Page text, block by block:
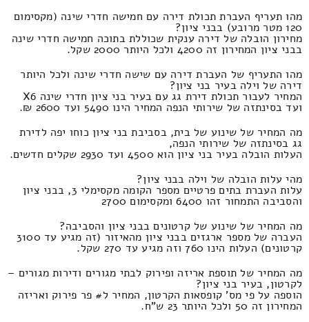
מהו תעריף העברת תכולת דירה עם חמישה חדרי שינה (מקסימום
120 מטר מרובע) בבני ציון?
מחירון הובלה של דירה ענקית שכוללת בתוכה חמישה חדרי שינה
בבני ציון המחירון זה 4200 ולכל היותר 2000 שקל.
מהו התעריף של העברת דירה עם שישה חדרי שינה ולכל היותר
דירה של וילה בעיר בני ציון?
המחיר לעבור תכולת דירת גג עם בעיר בני ציון חדרי שינה X6
ועד בסינתזה של שירותי הנפה המחיר הינו 5490 ועד 2600 ₪.
מה המחיר של שינוע של בית, בסביבת בני ציון כוחו יפה לדירת
גג בסינתזה של שירותי הנפה,
העלות הובלה בעיר בני ציון הוא 4500 ועד 2930 שקלים חדשים.
מהי עלות הובלה של וילה בבני ציון?
עלות העברת בתים פרטיים מספר הקומה מקסימלי 3, בבני ציון
והסביבה התמחור זהו 6400 ומקסימום 2700
מה המחיר של שינוע של קרטונים בבני ציון והסביבה?
העברה של מספר ארגזים בבני ציון מהאיזור (זה מגיע עד 3100
קרטונים) העלות הינו 760 וזה מגיע עד 270 שקל.
מה המחיר של תוספת אריזה ופירוק לבתי מגורים ודירות מגורים –
לקרטון, בעיר בני ציון?
הוספה על פי מס' קופסאות הקרטון, המחיר ל# פר פירוק ואריזה
המחירון זה 50 ולכל היותר 23 ש"ח.